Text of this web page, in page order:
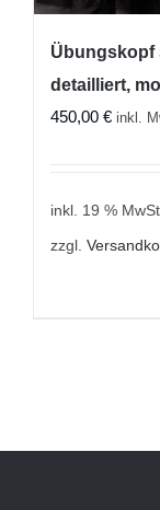
Übungskopf
detailliert,
450,00 € inkl.
inkl. 19 % MwSt.
zzgl.